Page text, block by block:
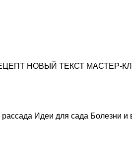
НОВЫЙ ТЕКСТ МАСТЕР-
Идеи для сада Болезни и